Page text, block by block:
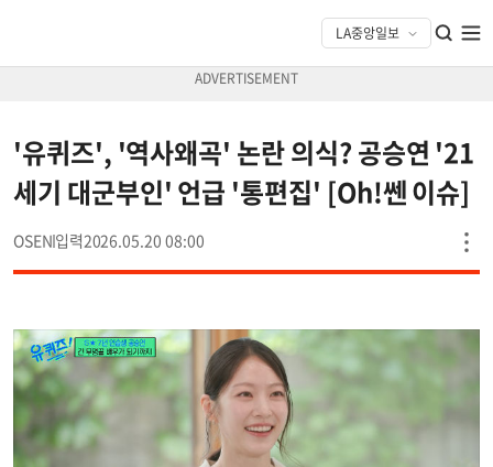
'유퀴즈', '역사왜곡' 논란 의식? 공승연 '21
세기 대군부인' 언급 '통편집' [Oh!쎈 이슈]
OSEN 2026.05.20 08:00